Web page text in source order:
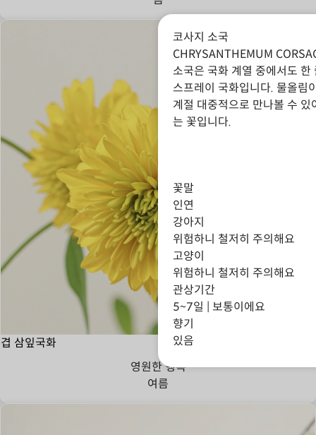
겹 삼잎국화
영원한 행복
여름
코사지 소국
CHRYSANTHEMUM
소국은 국화 계열 중에서도
스프레이 국화입니다. 물올림
계절 대중적으로 만나볼 수
는 꽃입니다.
꽃말
인연
강아지
위험하니 철저히 주의해요
고양이
위험하니 철저히 주의해요
관상기간
5~7일 | 보통이에요
향기
있음